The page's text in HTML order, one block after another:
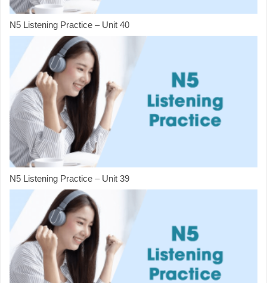
N5 Listening Practice – Unit 40
N5 Listening Practice – Unit 39